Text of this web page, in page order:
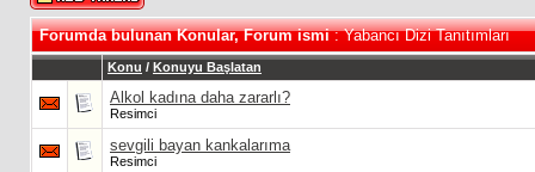
Forumda bulunan Konular, Forum ismi: Yabancı Dizi Tanıtımları
Konu / Konuyu Başlatan
Alkol kadına daha zararlı?
Resimci
sevgili bayan kankalarıma
Resimci